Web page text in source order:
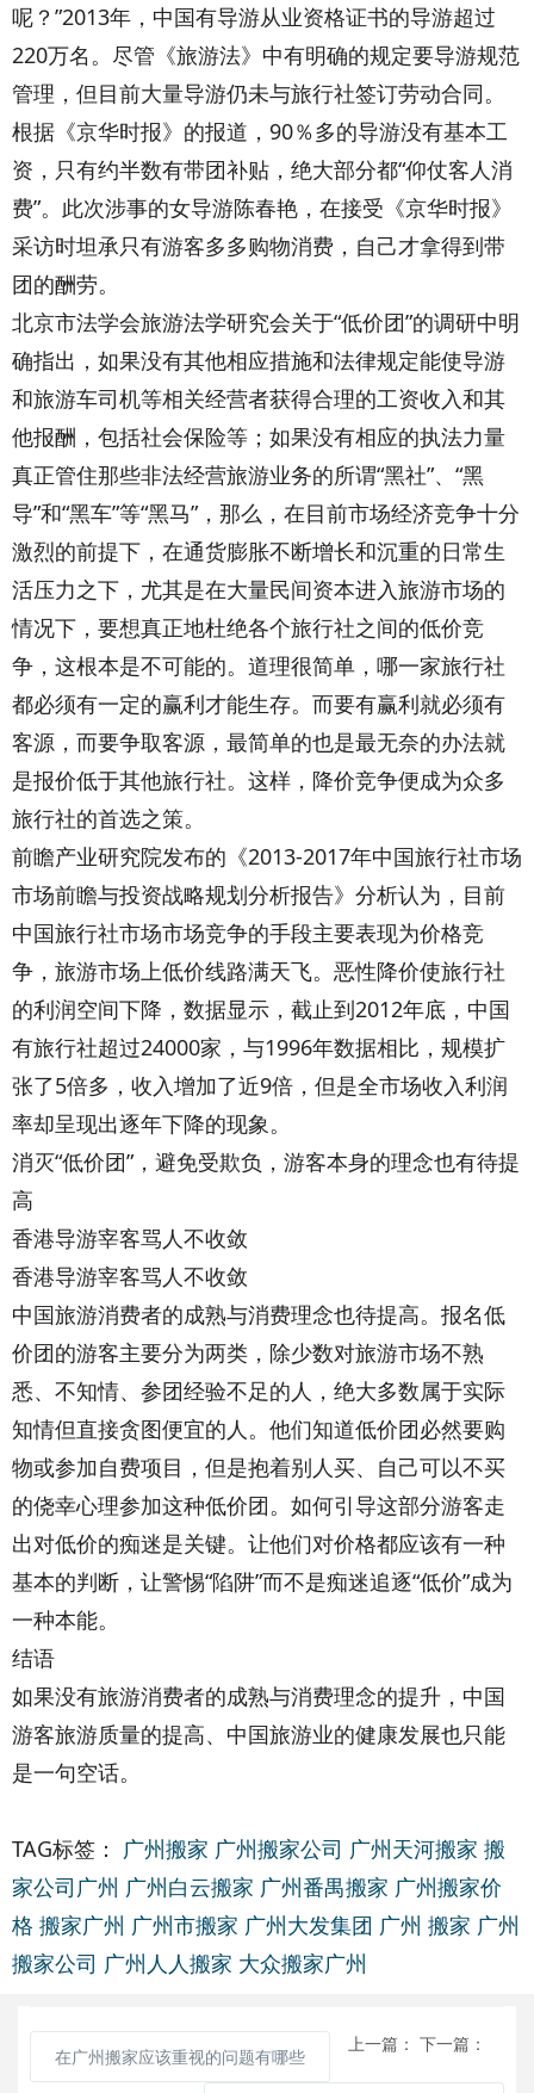
呢？”2013年，中国有导游从业资格证书的导游超过
220万名。尽管《旅游法》中有明确的规定要导游规范
管理，但目前大量导游仍未与旅行社签订劳动合同。
根据《京华时报》的报道，90％多的导游没有基本工
资，只有约半数有带团补贴，绝大部分都“仰仗客人消
费”。此次涉事的女导游陈春艳，在接受《京华时报》
采访时坦承只有游客多多购物消费，自己才拿得到带
团的酬劳。
北京市法学会旅游法学研究会关于“低价团”的调研中明
确指出，如果没有其他相应措施和法律规定能使导游
和旅游车司机等相关经营者获得合理的工资收入和其
他报酬，包括社会保险等；如果没有相应的执法力量
真正管住那些非法经营旅游业务的所谓“黑社”、“黑
导”和“黑车”等“黑马”，那么，在目前市场经济竞争十分
激烈的前提下，在通货膨胀不断增长和沉重的日常生
活压力之下，尤其是在大量民间资本进入旅游市场的
情况下，要想真正地杜绝各个旅行社之间的低价竞
争，这根本是不可能的。道理很简单，哪一家旅行社
都必须有一定的赢利才能生存。而要有赢利就必须有
客源，而要争取客源，最简单的也是最无奈的办法就
是报价低于其他旅行社。这样，降价竞争便成为众多
旅行社的首选之策。
前瞻产业研究院发布的《2013-2017年中国旅行社市场
市场前瞻与投资战略规划分析报告》分析认为，目前
中国旅行社市场市场竞争的手段主要表现为价格竞
争，旅游市场上低价线路满天飞。恶性降价使旅行社
的利润空间下降，数据显示，截止到2012年底，中国
有旅行社超过24000家，与1996年数据相比，规模扩
张了5倍多，收入增加了近9倍，但是全市场收入利润
率却呈现出逐年下降的现象。
消灭“低价团”，避免受欺负，游客本身的理念也有待提
高
香港导游宰客骂人不收敛
香港导游宰客骂人不收敛
中国旅游消费者的成熟与消费理念也待提高。报名低
价团的游客主要分为两类，除少数对旅游市场不熟
悉、不知情、参团经验不足的人，绝大多数属于实际
知情但直接贪图便宜的人。他们知道低价团必然要购
物或参加自费项目，但是抱着别人买、自己可以不买
的侥幸心理参加这种低价团。如何引导这部分游客走
出对低价的痴迷是关键。让他们对价格都应该有一种
基本的判断，让警惕“陷阱”而不是痴迷追逐“低价”成为
一种本能。
结语
如果没有旅游消费者的成熟与消费理念的提升，中国
游客旅游质量的提高、中国旅游业的健康发展也只能
是一句空话。
TAG标签： 广州搬家 广州搬家公司 广州天河搬家 搬
家公司广州 广州白云搬家 广州番禺搬家 广州搬家价
格 搬家广州 广州市搬家 广州大发集团 广州 搬家 广州
搬家公司 广州人人搬家 大众搬家广州
上一篇：
在广州搬家应该重视的问题有哪些
下一篇：